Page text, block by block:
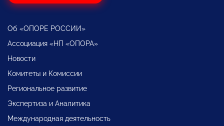
Об «ОПОРЕ РОССИИ»
Ассоциация «НП «ОПОРА»
Новости
Комитеты и Комиссии
Региональное развитие
Экспертиза и Аналитика
Международная деятельность